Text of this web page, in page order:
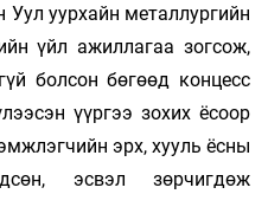
уурхайн металлургийн
үйл ажиллагаа зогсож,
болсон бөгөөд концесс
үүргээ зохих ёсоор
эрх, хууль ёсны
эсвэл зөрчигдөж